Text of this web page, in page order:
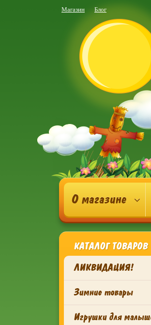
Магазин Блог
О магазине
КАТАЛОГ ТОВАРОВ
ЛИКВИДАЦИЯ!
Зимние товары
Игрушки для